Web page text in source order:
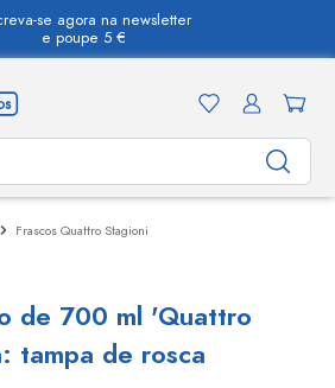
se agora na newsletter
e poupe 5 €
Frascos Quattro Stagioni
de 700 ml 'Quattro
tampa de rosca